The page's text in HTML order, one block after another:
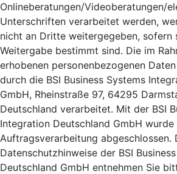
Onlineberatungen/Videoberatungen/
Unterschriften verarbeitet werden,
nicht an Dritte weitergegeben, sofern
Weitergabe bestimmt sind. Die im
erhobenen personenbezogenen
durch die BSI Business Systems
GmbH, Rheinstraße 97, 64295
Deutschland verarbeitet. Mit der BSI
Integration Deutschland GmbH
Auftragsverarbeitung abgeschlossen.
Datenschutzhinweise der BSI
Deutschland GmbH entnehmen Sie